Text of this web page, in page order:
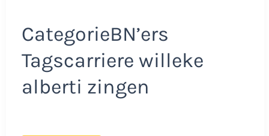
CategorieBN’ers
Tagscarriere willeke
alberti zingen